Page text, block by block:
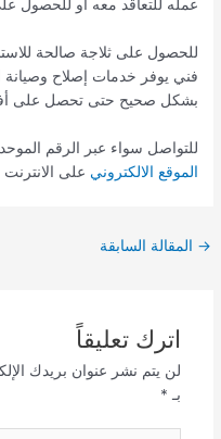
عمله للتعاقد معه أو للحصول
للحصول على ثلاجة صالحة
فني يوفر خدمات إصلاح وصيانة
بشكل صحيح حتى تحصل على
للتواصل سواء عبر الرقم
الموقع الالكتروني على الانترنت
→ المقالة السابقة
اترك تعليقاً
لن يتم نشر عنوان بريدك
بـ *